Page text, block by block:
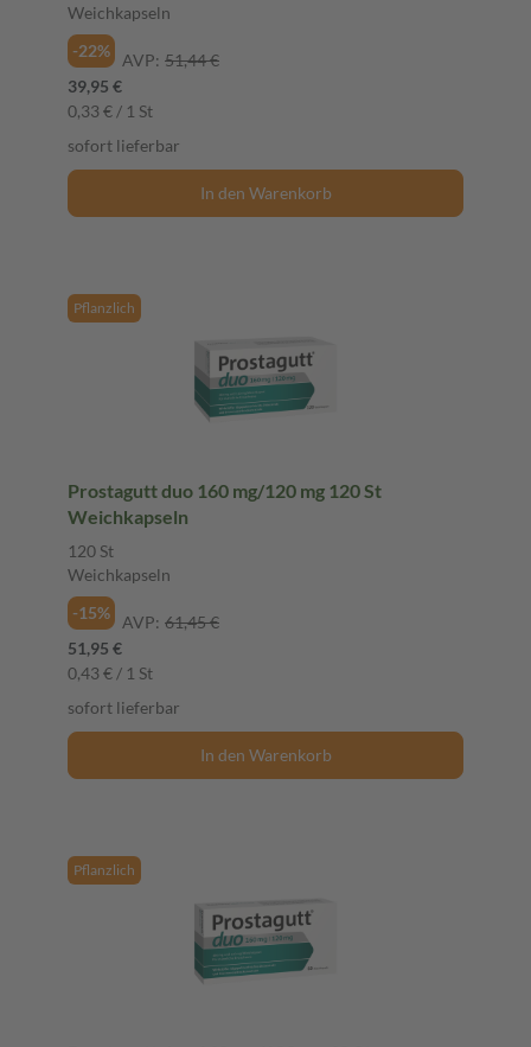
Weichkapseln
-22%
AVP: 51,44 €
39,95 €
0,33 € / 1 St
sofort lieferbar
In den Warenkorb
Pflanzlich
Prostagutt duo 160 mg/120 mg 120 St
Weichkapseln
120 St
Weichkapseln
-15%
AVP: 61,45 €
51,95 €
0,43 € / 1 St
sofort lieferbar
In den Warenkorb
Pflanzlich